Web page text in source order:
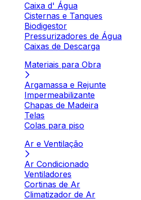
Caixa d' Água
Cisternas e Tanques
Biodigestor
Pressurizadores de Água
Caixas de Descarga
Materiais para Obra
Argamassa e Rejunte
Impermeabilizante
Chapas de Madeira
Telas
Colas para piso
Ar e Ventilação
Ar Condicionado
Ventiladores
Cortinas de Ar
Climatizador de Ar